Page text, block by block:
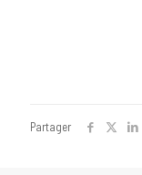
Partager